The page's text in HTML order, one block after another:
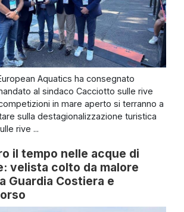
Aquatics ha consegnato
al sindaco Cacciotto sulle rive
in mare aperto si terranno a
sulla destagionalizzazione turistica
rive ...
il tempo nelle acque di
velista colto da malore
Guardia Costiera e